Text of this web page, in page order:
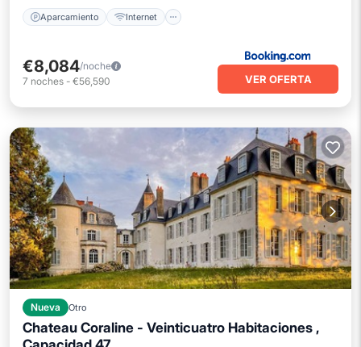
Aparcamiento Internet
€8,084/noche
7 noches - €56,590 VER OFERTA
Nueva Otro
Chateau Coraline - Veinticuatro Habitaciones ,